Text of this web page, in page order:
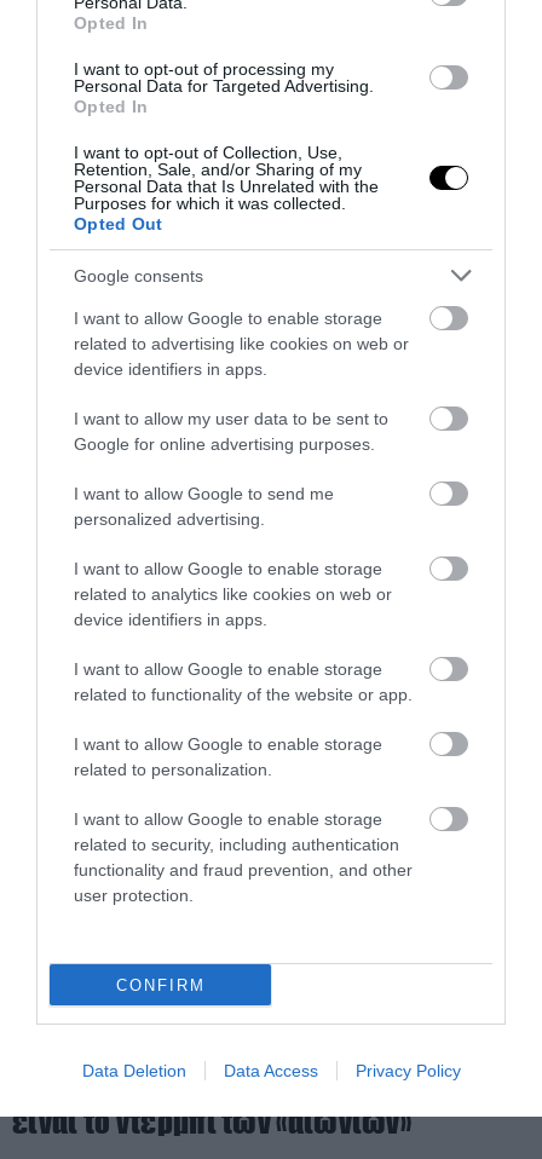
Opted In
I want to opt-out of processing my
Personal Data for Targeted Advertising.
Opted In
I want to opt-out of Collection, Use,
Retention, Sale, and/or Sharing of my
Personal Data that Is Unrelated with the
Purposes for which it was collected.
Opted Out
Google consents
I want to allow Google to enable storage
related to advertising like cookies on web or
device identifiers in apps.
I want to allow my user data to be sent to
Google for online advertising purposes.
I want to allow Google to send me
personalized advertising.
I want to allow Google to enable storage
related to analytics like cookies on web or
device identifiers in apps.
I want to allow Google to enable storage
related to functionality of the website or app.
I want to allow Google to enable storage
related to personalization.
I want to allow Google to enable storage
related to security, including authentication
functionality and fraud prevention, and other
user protection.
CONFIRM
Data Deletion Data Access Privacy Policy
PRONEWS.GR /ΜΠΑΣΚΕΤ
Παναθηναϊκός: Επίσημη η «βόμβα» με τον
Σιλβέν Φρανσίσκο
30.07.2026 | 19:12
PRONEWS.GR /ΜΠΑΣΚΕΤ
από ελληνική ομάδα που έκανε δικό της
τον ταλαντούχο Φρανσίσκο της Ζαλγκίρις
29.07.2026 | 22:16
PRONEWS.GR /ΜΠΑΣΚΕΤ
Το πρόγραμμα του Ολυμπιακού και του
Παναθηναϊκού στην Ευρωλίγκα – Πότε
είναι το ντέρμπι των «αιωνίων»